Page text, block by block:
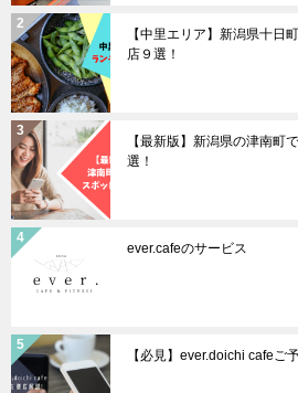
【中里エリア】新潟県十日
店９選！
【最新版】新潟県の津南町
選！
ever.cafeのサービス
【必見】ever.doichi cafeご